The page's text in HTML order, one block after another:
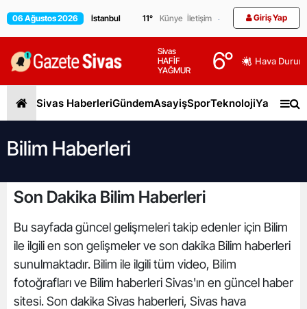
06 Ağustos 2026 11° Künye İletişim Giriş Yap
Sivas
HAFİF
YAĞMUR
6° Hava
Sivas HaberleriGündemAsayişSporTeknolojiYaşam
Bilim Haberleri
Son Dakika Bilim Haberleri
Bu sayfada güncel gelişmeleri takip edenler için Bilim
ile ilgili en son gelişmeler ve son dakika Bilim haberleri
sunulmaktadır. Bilim ile ilgili tüm video, Bilim
fotoğrafları ve Bilim haberleri Sivas'ın en güncel haber
sitesi. Son dakika Sivas haberleri, Sivas hava